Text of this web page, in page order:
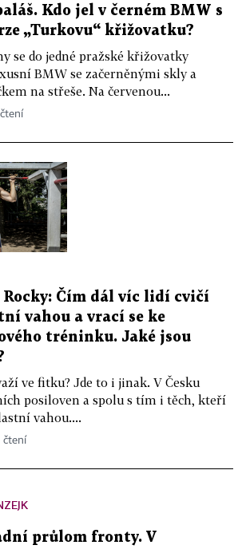
Kdo jel v černém BMW s
„Turkovu“ křižovatku?
se do jedné pražské křižovatky
BMW se začerněnými skly a
na střeše. Na červenou...
Čím dál víc lidí cvičí
vahou a vrací se ke
tréninku. Jaké jsou
ve fitku? Jde to i jinak. V Česku
posiloven a spolu s tím i těch, kteří
vahou....
čtení
průlom fronty. V